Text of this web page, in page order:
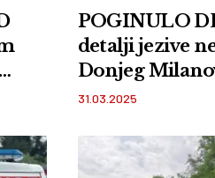
POGINULO
detalji jezive
Donjeg
31.03.2025